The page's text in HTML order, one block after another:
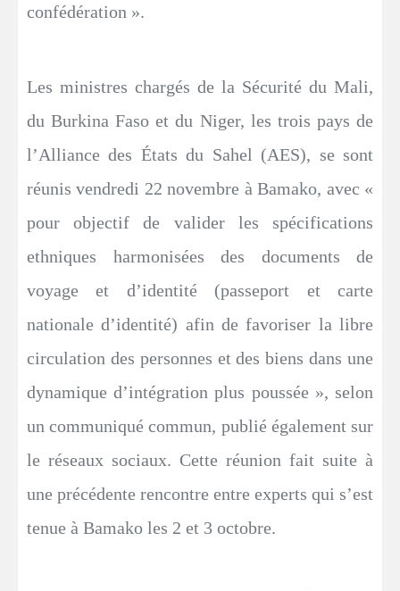
confédération ».
Les ministres chargés de la Sécurité du Mali,
du Burkina Faso et du Niger, les trois pays de
l’Alliance des États du Sahel (AES), se sont
réunis vendredi 22 novembre à Bamako, avec «
pour objectif de valider les spécifications
ethniques harmonisées des documents de
voyage et d’identité (passeport et carte
nationale d’identité) afin de favoriser la libre
circulation des personnes et des biens dans une
dynamique d’intégration plus poussée », selon
un communiqué commun, publié également sur
le réseaux sociaux. Cette réunion fait suite à
une précédente rencontre entre experts qui s’est
tenue à Bamako les 2 et 3 octobre.